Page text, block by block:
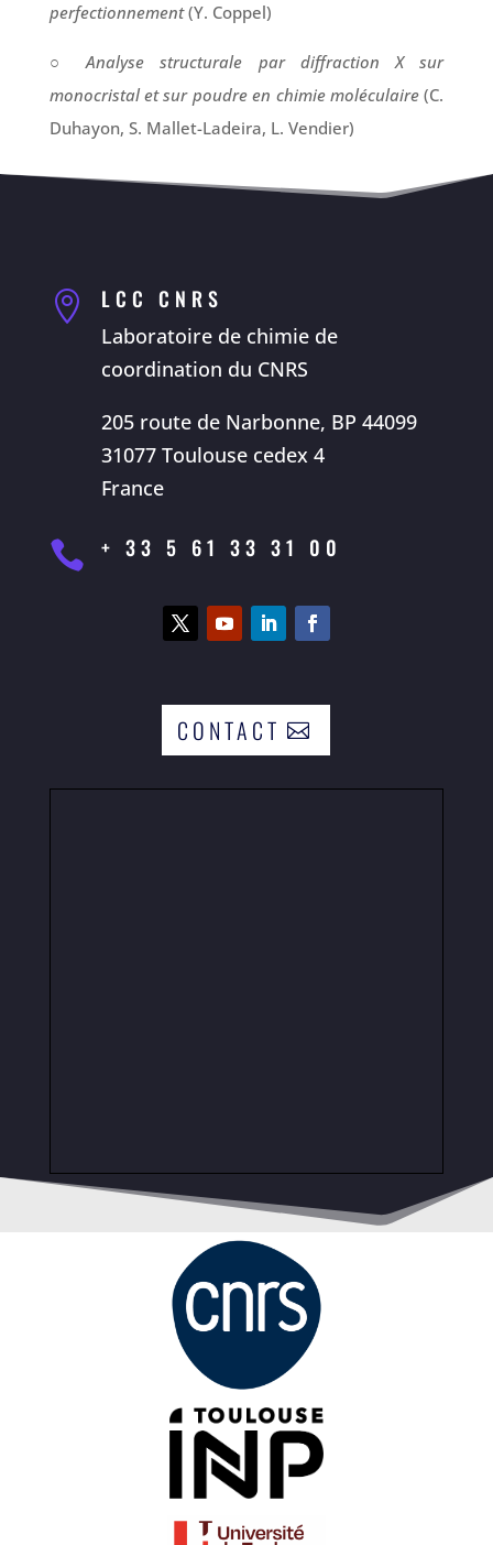
perfectionnement(Y. Coppel)
○Analyse structurale par diffraction X sur
monocristal et sur poudre en chimie moléculaire(C.
Duhayon, S. Mallet-Ladeira, L. Vendier)
 LCC CNRS
Laboratoire de chimie de
coordination du CNRS
205 route de Narbonne, BP 44099
31077 Toulouse cedex 4
France
 + 33 5 61 33 31 00
CONTACT